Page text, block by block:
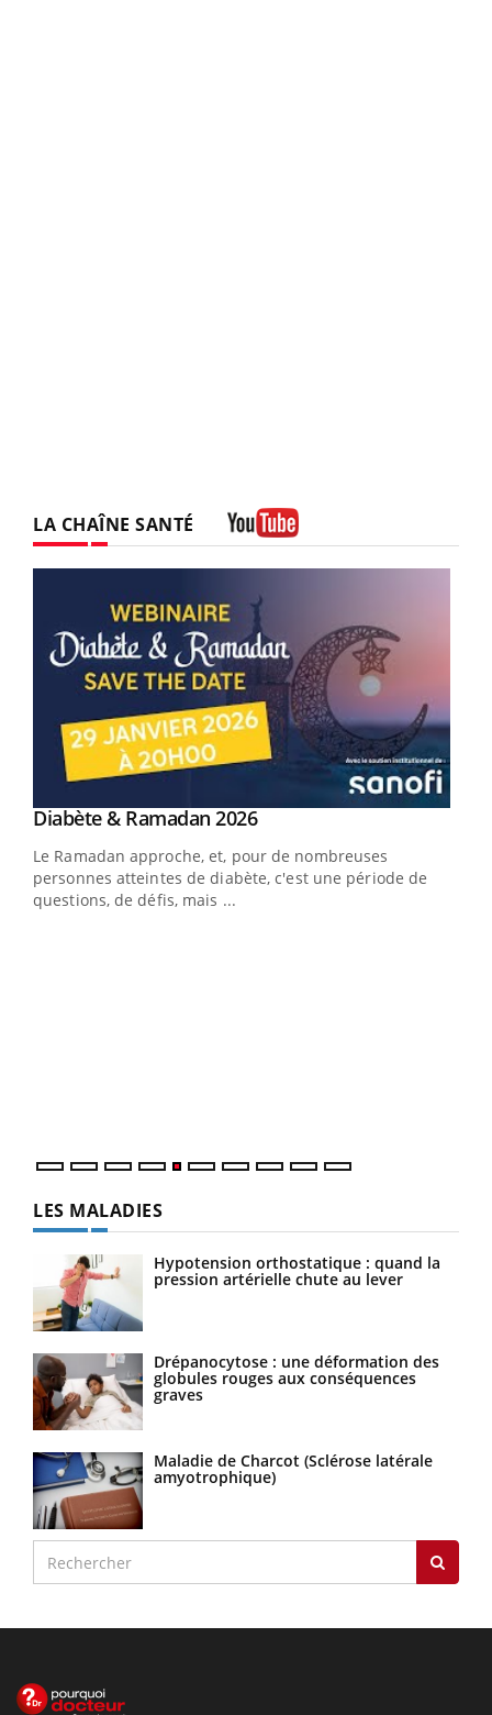
LA CHAÎNE SANTÉ
Youtube
Diabète & Ramadan 2026Youtube
Le Ramadan approche, et, pour de nombreuses
personnes atteintes de diabète, c'est une période de
questions, de défis, mais ...
LES MALADIES
Hypotension orthostatique : quand la
pression artérielle chute au lever
Drépanocytose : une déformation des
globules rouges aux conséquences
graves
Maladie de Charcot (Sclérose latérale
amyotrophique)